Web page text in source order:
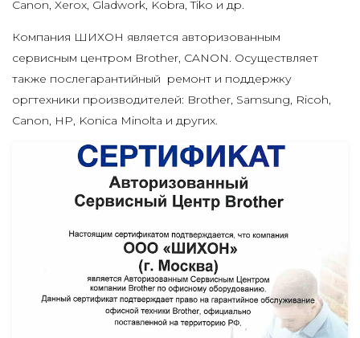
Canon, Xerox, Gladwork, Kobra, Tiko и др.
Компания ШИХОН является авторизованным
сервисным центром Brother, CANON. Осуществляет
также послегарантийный ремонт и поддержку
оргтехники производителей: Brother, Samsung, Ricoh,
Canon, HP, Konica Minolta и других.